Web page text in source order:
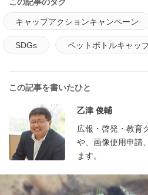
キャップアクションキャンペーン
SDGs ペットボトルキャッ
この記事を書いたひと
乙津 俊輔
広報・啓発・教育
や、画像使用申請
ます。